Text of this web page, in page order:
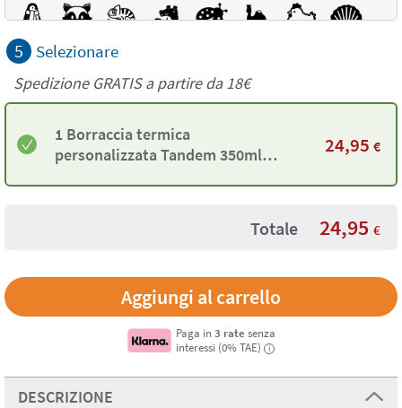
5 Selezionare
Spedizione GRATIS a partire da18€
1 Borraccia termica
personalizzata Tandem 350ml
24,95 €
Totale 24,95 €
Paga in 3 rate senza
interessi (0% TAE)
i
DESCRIZIONE